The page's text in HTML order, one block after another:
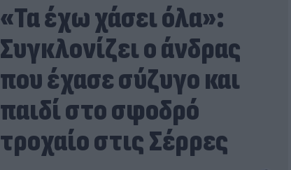
«Τα έχω χάσει όλα»:
Συγκλονίζει ο άνδρας
που έχασε σύζυγο και
παιδί στο σφοδρό
τροχαίο στις Σέρρες